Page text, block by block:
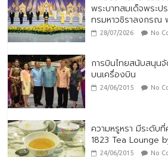
พระบาทสมเด็จพระป
ทรมหาวชิราลงกรณ
28/07/2026 No
การบินไทยสนับสนุน
บนเครื่องบิน
24/06/2015 No
ความหรูหรา มีระดับ
1823 Tea Lounge
24/06/2015 No